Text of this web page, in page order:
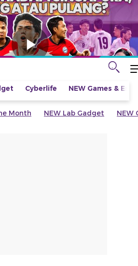
Cyberlife NEW Games &
Month NEW Lab Gadget NEW